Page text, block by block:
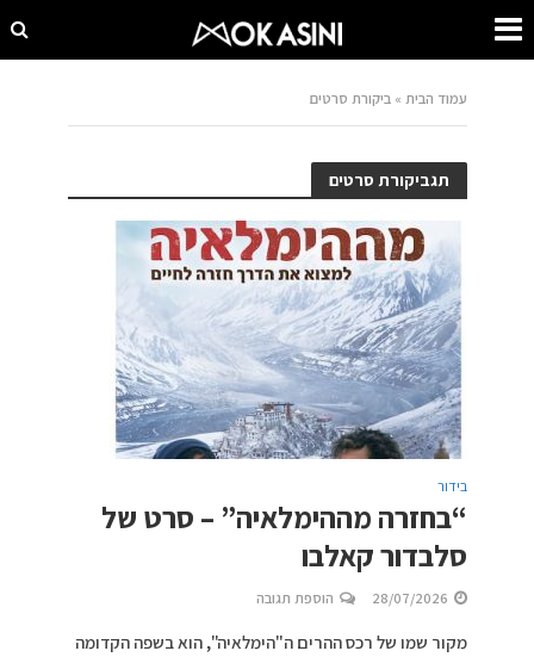
עמוד הבית »ביקורת סרטים
תגביקורת סרטים
בידור
“בחזרה מההימלאיה” – סרט של
סלבדור קאלבו
28/07/2026 הוספת תגובה
מקור שמו של רכס ההרים ה"הימלאיה", הוא בשפה הקדומה